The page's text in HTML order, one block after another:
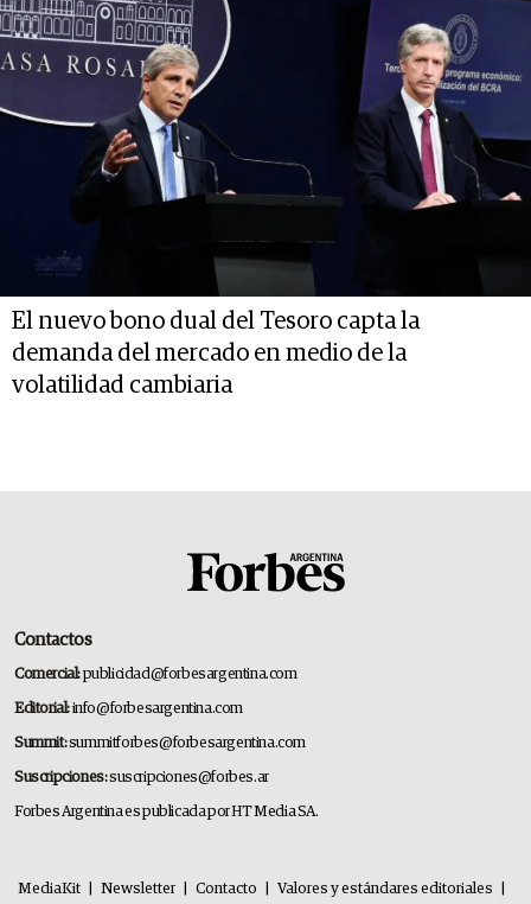
El nuevo bono dual del Tesoro capta la
demanda del mercado en medio de la
volatilidad cambiaria
Contactos
Comercial:publicidad@forbesargentina.com
Editorial:info@forbesargentina.com
Summit:summitforbes@forbesargentina.com
Suscripciones:suscripciones@forbes.ar
Forbes Argentina es publicada por HT Media SA.
MediaKit Newsletter Contacto Valores y estándares editoriales